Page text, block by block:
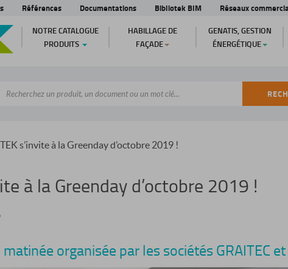
Références Documentations Bibliotek BIM Réseaux
NOTRE CATALOGUE
PRODUITS
HABILLAGE DE
FAÇADE
GENATIS, GESTION
ÉNERGÉTIQUE
s’invite à la Greenday d’octobre 2019 !
à la Greenday d’octobre 2019 !
organisée par les sociétés GRAITEC et